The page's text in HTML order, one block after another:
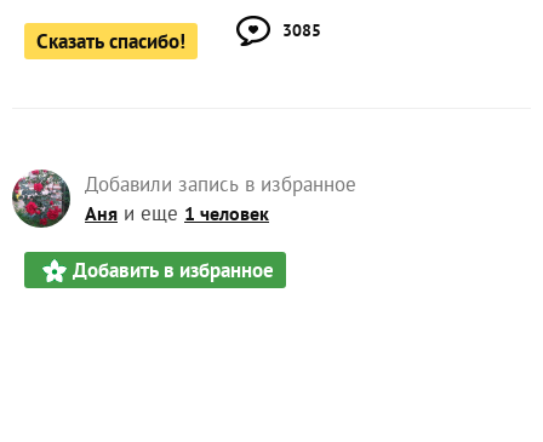
Сказать спасибо! 3085
Добавили запись в избранное
Аня и еще 1 человек
Добавить в избранное